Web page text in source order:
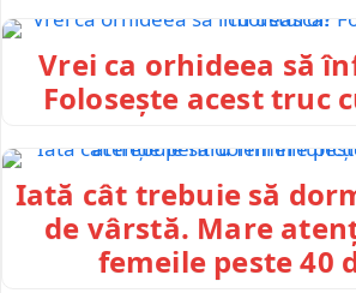
Vrei ca orhideea să
Folosește acest truc
Iată cât trebuie să
de vârstă. Mare
femeile peste 40